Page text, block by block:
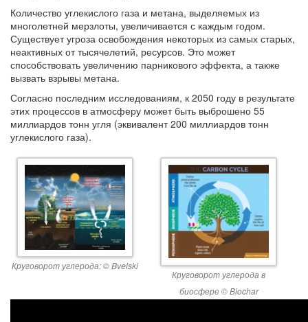
Количество углекислого газа и метана, выделяемых из
многолетней мерзлоты, увеличивается с каждым годом.
Существует угроза освобождения некоторых из самых старых,
неактивных от тысячелетий, ресурсов. Это может
способствовать увеличению парникового эффекта, а также
вызвать взрывы метана.
Согласно последним исследованиям, к 2050 году в результате
этих процессов в атмосферу может быть выброшено 55
миллиардов тонн угля (эквивалент 200 миллиардов тонн
углекислого газа).
Круговорот углерода: © Bvelski
Круговорот углерода в
биосфере © Biochar